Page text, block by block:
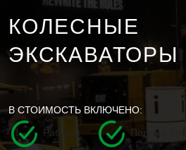
КОЛЕСНЫЕ
ЭКСКАВАТОРЫ
В СТОИМОСТЬ ВКЛЮЧЕНО:
Работа Полный бак